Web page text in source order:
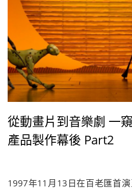
從動畫片到音樂劇 一
產品製作幕後 Part2
1997年11月13日在百老匯首